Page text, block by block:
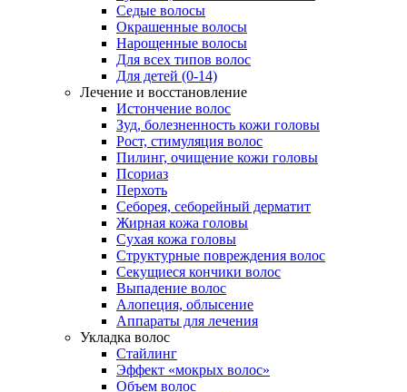
Седые волосы
Окрашенные волосы
Нарощенные волосы
Для всех типов волос
Для детей (0-14)
Лечение и восстановление
Истончение волос
Зуд, болезненность кожи головы
Рост, стимуляция волос
Пилинг, очищение кожи головы
Псориаз
Перхоть
Себорея, себорейный дерматит
Жирная кожа головы
Сухая кожа головы
Структурные повреждения волос
Секущиеся кончики волос
Выпадение волос
Алопеция, облысение
Аппараты для лечения
Укладка волос
Стайлинг
Эффект «мокрых волос»
Объем волос